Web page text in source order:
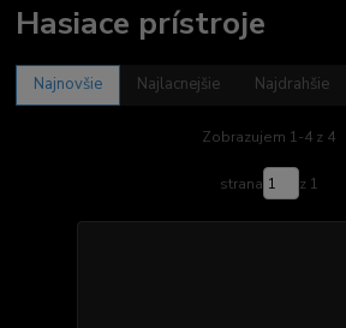
Hasiace prístroje
Najnovšie Najlacnejšie Najdrahšie
Zobrazujem 1-4 z 4
strana z 1